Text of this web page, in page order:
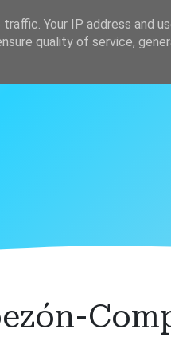
Your IP address and
quality of service,